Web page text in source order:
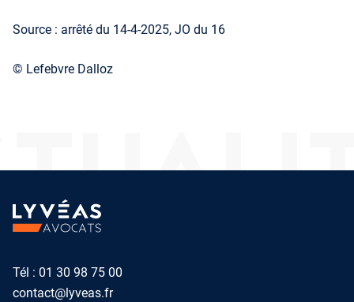
Source : arrêté du 14-4-2025, JO du 16
© Lefebvre Dalloz
Tél : 01 30 98 75 00
contact@lyveas.fr